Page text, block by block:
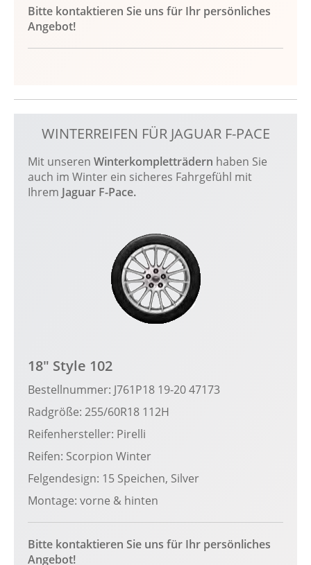
Bitte kontaktieren Sie uns für Ihr persönliches
Angebot!
WINTERREIFEN FÜR JAGUAR F-PACE
Mit unseren Winterkompletträdern haben Sie
auch im Winter ein sicheres Fahrgefühl mit
Ihrem Jaguar F-Pace.
18" Style 102
Bestellnummer: J761P18 19-20 47173
Radgröße: 255/60R18 112H
Reifenhersteller: Pirelli
Reifen: Scorpion Winter
Felgendesign: 15 Speichen, Silver
Montage: vorne & hinten
Bitte kontaktieren Sie uns für Ihr persönliches
Angebot!